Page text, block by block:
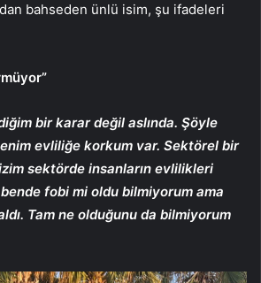
bahseden ünlü isim, şu ifadeleri
bir karar değil aslında. Şöyle
evliliğe korkum var. Sektörel bir
sektörde insanların evlilikleri
fobi mi oldu bilmiyorum ama
Tam ne olduğunu da bilmiyorum